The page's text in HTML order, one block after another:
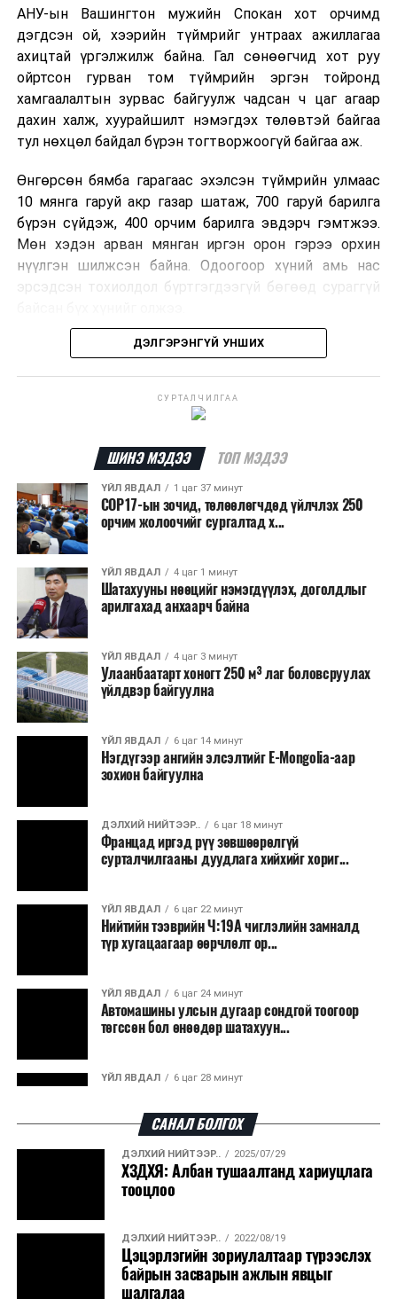
АНУ-ын Вашингтон мужийн Спокан хот орчимд
дэгдсэн ой, хээрийн түймрийг унтраах ажиллагаа
ахицтай үргэлжилж байна. Гал сөнөөгчид хот руу
ойртсон гурван том түймрийн эргэн тойронд
хамгаалалтын зурвас байгуулж чадсан ч цаг агаар
дахин халж, хуурайшилт нэмэгдэх төлөвтэй байгаа
тул нөхцөл байдал бүрэн тогтворжоогүй байгаа аж.
Өнгөрсөн бямба гарагаас эхэлсэн түймрийн улмаас
10 мянга гаруй акр газар шатаж, 700 гаруй барилга
бүрэн сүйдэж, 400 орчим барилга эвдэрч гэмтжээ.
Мөн хэдэн арван мянган иргэн орон гэрээ орхин
нүүлгэн шилжсэн байна. Одоогоор хүний амь нас
эрсэдсэн тохиолдол бүртгэгдээгүй бөгөөд сураггүй
Албаныхны мэдээлснээр түймрийн нэг голомтыг
шатаасан гэх үндэслэлээр эрүүгийн хэрэг үүсгэн
шалтгааныг үргэлжлүүлэн тогтоож байгаа бөгөөд
аянгын улмаас үүсээгүй гэж үзэж байгаа аж.
Одоогоор АНУ даяар 13 мужид 90 гаруй томоохон ой,
хээрийн түймэр идэвхтэй үргэлжилж байгаагийн
талаас илүү нь Орегон болон Вашингтон мужид
бүртгэгдсэн байна. Цаг уурын байгууллагууд ойрын
өдрүүдэд агаарын температур дахин огцом
нэмэгдэж, хуурайшилт эрчимжих төлөвтэй байгааг
анхааруулсан бөгөөд энэ нь гал унтраах ажиллагаанд
шинэ сорилт учруулж болзошгүйг онцолжээ.
ДЭЛГЭРЭНГҮЙ УНШИХ
СУРТАЛЧИЛГАА
ШИНЭ МЭДЭЭ ТОП МЭДЭЭ
ҮЙЛ ЯВДАЛ 1 цаг 37 минут
COP17-ын зочид, төлөөлөгчдөд үйлчлэх 250
орчим жолоочийг сургалтад х...
ҮЙЛ ЯВДАЛ 4 цаг 1 минут
Шатахууны нөөцийг нэмэгдүүлэх, доголдлыг
арилгахад анхаарч байна
ҮЙЛ ЯВДАЛ 4 цаг 3 минут
Улаанбаатарт хоногт 250 м³ лаг боловсруулах
үйлдвэр байгуулна
ҮЙЛ ЯВДАЛ 6 цаг 14 минут
Нэгдүгээр ангийн элсэлтийг E-Mongolia-аар
зохион байгуулна
ДЭЛХИЙ НИЙТЭЭР.. 6 цаг 18 минут
Францад иргэд рүү зөвшөөрөлгүй
сурталчилгааны дуудлага хийхийг хориг...
ҮЙЛ ЯВДАЛ 6 цаг 22 минут
Нийтийн тээврийн Ч:19А чиглэлийн замналд
түр хугацаагаар өөрчлөлт ор...
ҮЙЛ ЯВДАЛ 6 цаг 24 минут
Автомашины улсын дугаар сондгой тоогоор
төгссөн бол өнөөдөр шатахуун...
ҮЙЛ ЯВДАЛ 6 цаг 28 минут
ДЭЛХИЙ НИЙТЭЭР..
“Уралдронзавод” компанийн ерөнхий
захирлын автомашиныг дэлбэлжээ...
ҮЙЛ ЯВДАЛ
Сүхбаатар боомтоор тав хоногт 10 мянга гаруй
тонн АИ-92 автобензин и...
САНАЛ БОЛГОХ
ДЭЛХИЙ НИЙТЭЭР.. 2025/07/29
ХЗДХЯ: Албан тушаалтанд хариуцлага
тооцлоо
ДЭЛХИЙ НИЙТЭЭР.. 2022/08/19
Цэцэрлэгийн зориулалтаар түрээслэх
байрын засварын ажлын явцыг
шалгалаа